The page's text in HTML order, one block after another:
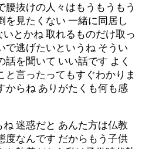
腰抜けの人々はもうもうもう
を見たくない 一緒に同居し
とかね 取れるものだけ取っ
で逃げたいというね そうい
話を聞いて いい話です よく
と言ったってもすぐわかりま
からね ありがたくも何も感
迷惑だと あんた方は仏教
度なんです だからもう子供